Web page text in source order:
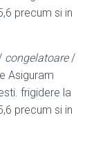
precum si in
congelatoare/
Asiguram
frigidere la
precum si in